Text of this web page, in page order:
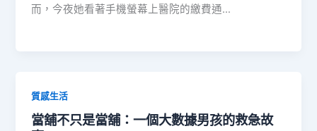
而，今夜她看著手機螢幕上醫院的繳費通…
質感生活
當舖不只是當舖：一個大數據男孩的救急故